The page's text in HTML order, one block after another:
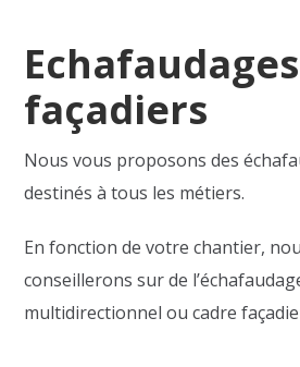
Echafaudages
façadiers
Nous vous proposons des
destinés à tous les métiers.
En fonction de votre chantier,
conseillerons sur de
multidirectionnel ou cadre